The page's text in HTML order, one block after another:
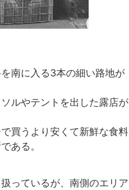
南に入る3本の細い路地が
ルやテントを出した露店が
買うより安くて新鮮な食料
ある。
っているが、南側のエリア